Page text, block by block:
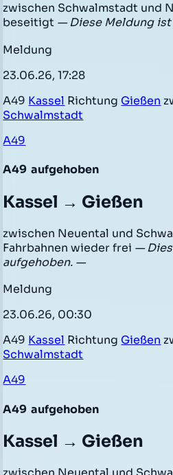
zwischen Schwalmstadt und
beseitigt — Diese Meldung
Meldung
23.06.26, 17:28
A49 Kassel Richtung Gießen
Schwalmstadt
A49
A49 aufgehoben
Kassel → Gießen
zwischen Neuental und
Fahrbahnen wieder frei —
aufgehoben. —
Meldung
23.06.26, 00:30
A49 Kassel Richtung Gießen
Schwalmstadt
A49
A49 aufgehoben
Kassel → Gießen